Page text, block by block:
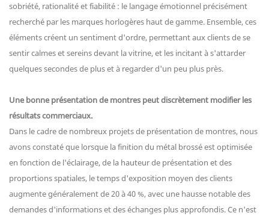
sobriété, rationalité et fiabilité : le langage émotionnel précisément
recherché par les marques horlogères haut de gamme. Ensemble, ces
éléments créent un sentiment d'ordre, permettant aux clients de se
sentir calmes et sereins devant la vitrine, et les incitant à s'attarder
quelques secondes de plus et à regarder d'un peu plus près.
Une bonne présentation de montres peut discrètement modifier les
résultats commerciaux.
Dans le cadre de nombreux projets de présentation de montres, nous
avons constaté que lorsque la finition du métal brossé est optimisée
en fonction de l'éclairage, de la hauteur de présentation et des
proportions spatiales, le temps d'exposition moyen des clients
augmente généralement de 20 à 40 %, avec une hausse notable des
demandes d'informations et des échanges plus approfondis. Ce n'est